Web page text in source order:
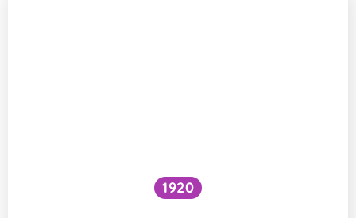
1920